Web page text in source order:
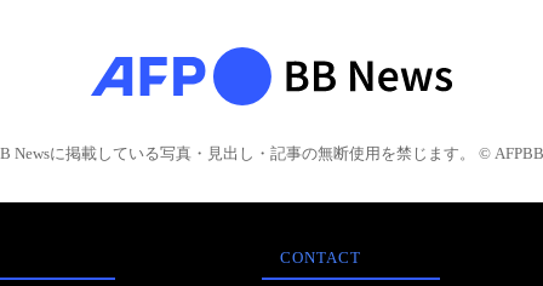
Newsに掲載している写真・見出し・記事の無断使用を禁じます。 © AFPBB
CONTACT